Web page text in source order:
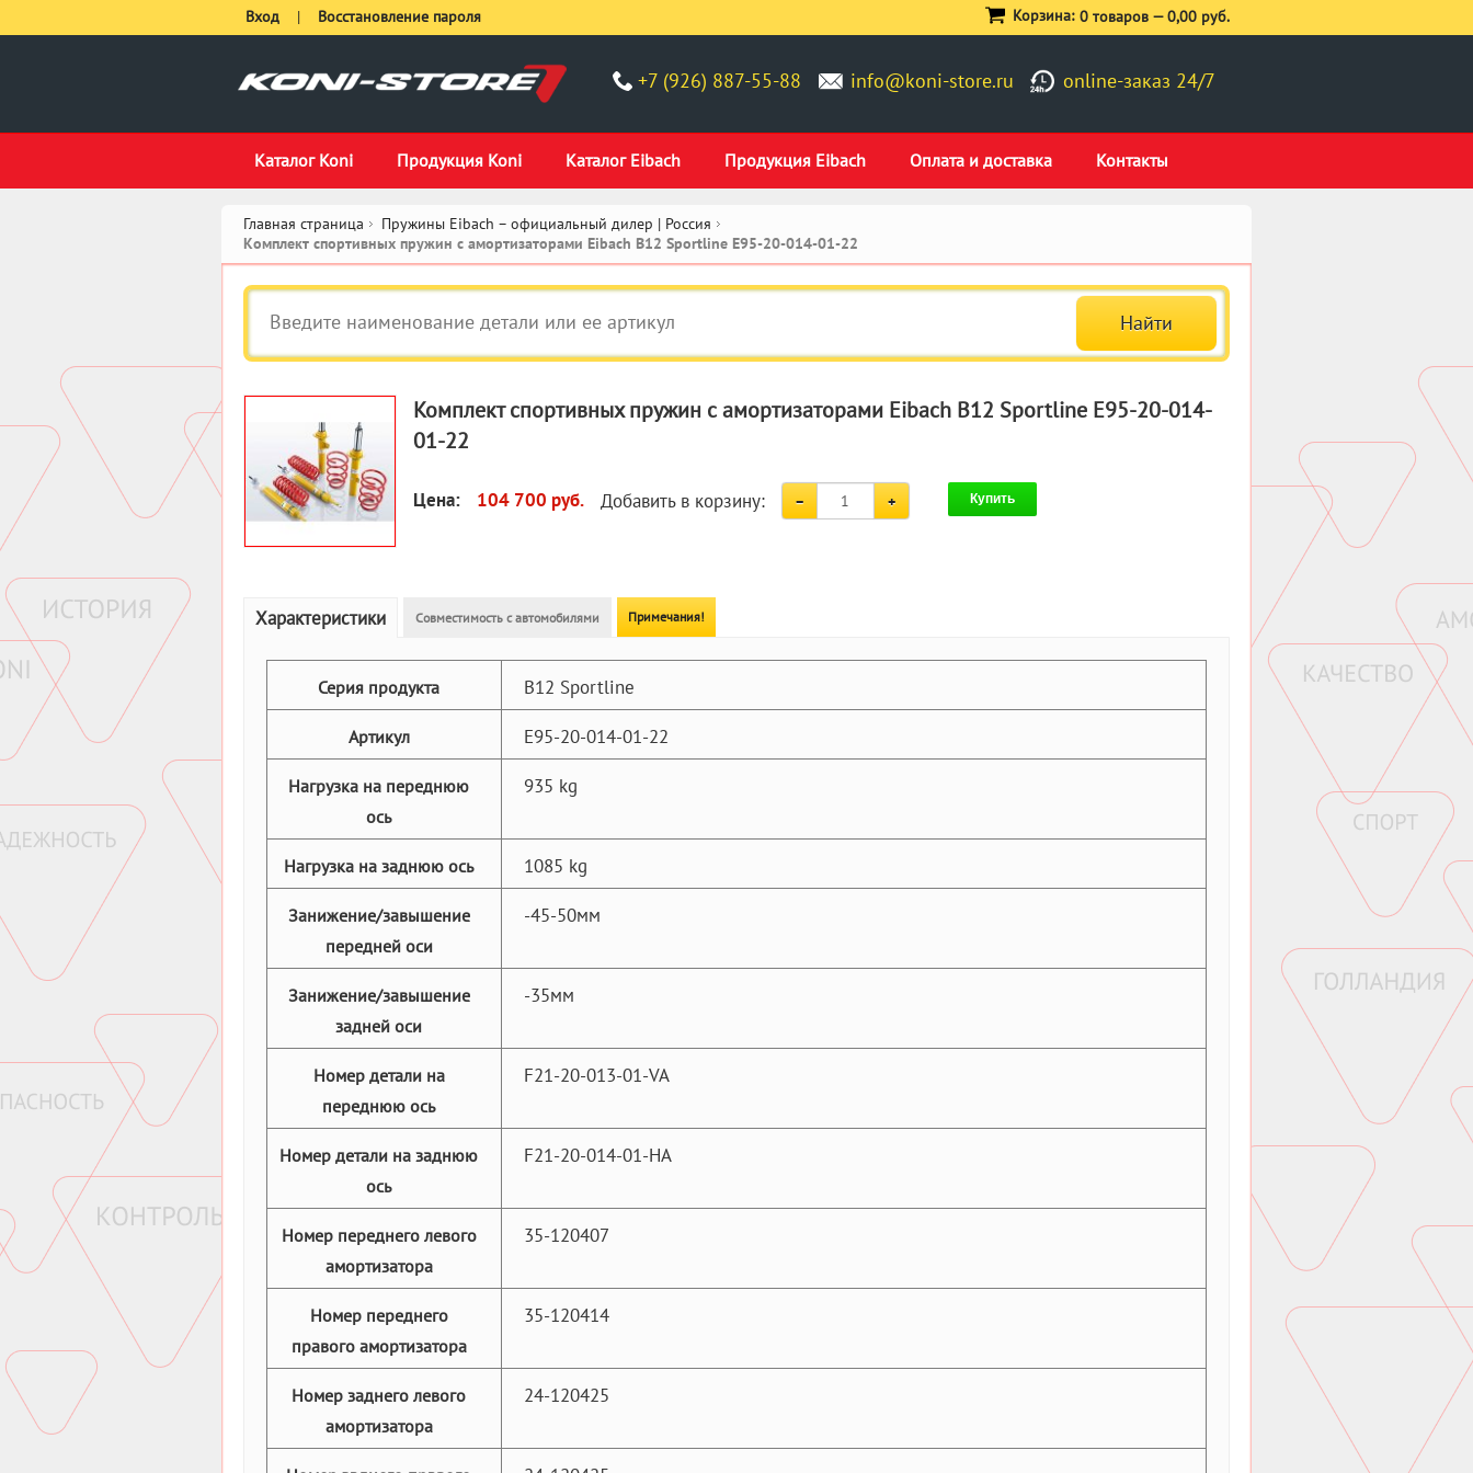
+7 (926) 887-55-88 info@koni-store.ru online-заказ 24/7
Каталог Koni Продукция Koni Каталог Eibach Продукция Eibach Оплата и доставка Контакты
Вход | Восстановление пароля Корзина: 0 товаров —0,00 руб.
Главная страница Пружины Eibach – официальный дилер | Россия
Комплект спортивных пружин с амортизаторами Eibach B12 Sportline E95-20-014-01-22
Комплект спортивных пружин с амортизаторами Eibach B12 Sportline E95-20-014-
01-22
Цена: 104 700 руб. Добавить в корзину: Купить
Характеристики Совместимость с автомобилями Примечания!
Серия продукта B12 Sportline
Артикул E95-20-014-01-22
Нагрузка на переднюю
ось
935 kg
Нагрузка на заднюю ось 1085 kg
Занижение/завышение
передней оси
-45-50мм
Занижение/завышение
задней оси
-35мм
Номер детали на
переднюю ось
F21-20-013-01-VA
Номер детали на заднюю
ось
F21-20-014-01-HA
Номер переднего левого
амортизатора
35-120407
Номер переднего
правого амортизатора
35-120414
Номер заднего левого
амортизатора
24-120425